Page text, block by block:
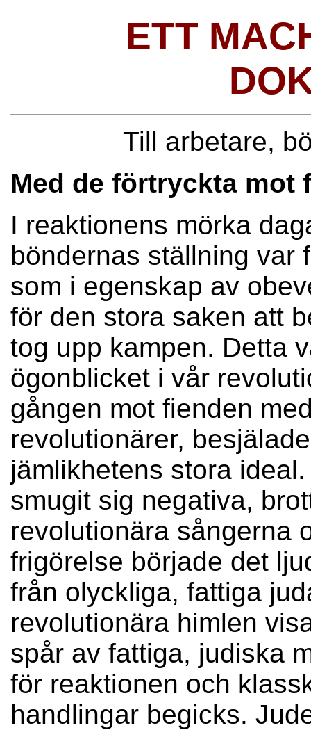
ETT
Till arbetare,
Med de förtryckta mot
I reaktionens mörka
böndernas ställning var
som i egenskap av
för den stora saken att
tog upp kampen. Detta
ögonblicket i vår
gången mot fienden
revolutionärer,
jämlikhetens stora
smugit sig negativa,
revolutionära sångerna
frigörelse började det
från olyckliga, fattiga
revolutionära himlen
spår av fattiga, judiska
för reaktionen och
handlingar begicks.